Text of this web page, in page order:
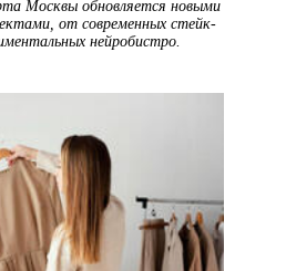
Москвы обновляется новыми
от современных стейк-
нейробистро.